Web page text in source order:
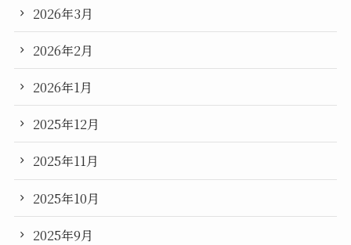
2026年3月
2026年2月
2026年1月
2025年12月
2025年11月
2025年10月
2025年9月